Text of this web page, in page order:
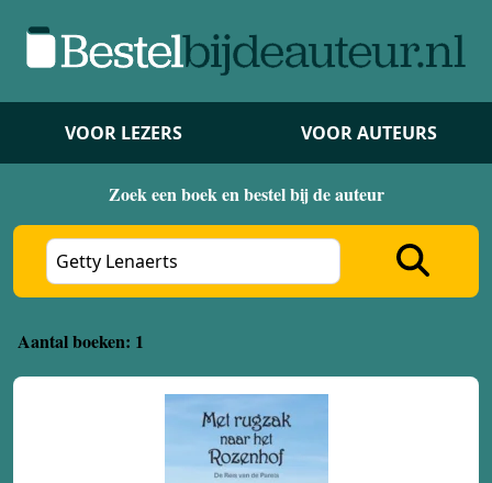
VOOR LEZERS VOOR AUTEURS
Zoek een boek en bestel bij de auteur
Aantal boeken: 1